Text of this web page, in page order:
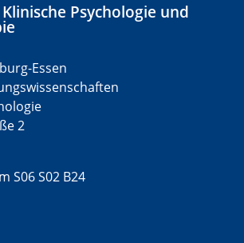
Psychologie und
Essen
2
S06 S02 B24